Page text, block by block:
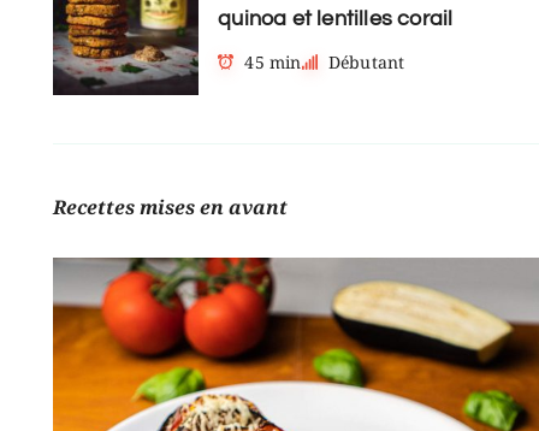
quinoa et lentilles corail
45 min
Débutant
Recettes mises en avant